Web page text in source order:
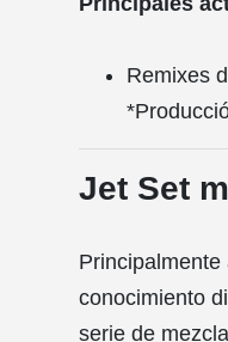
Remixes
Jet Set
conocimiento
serie de